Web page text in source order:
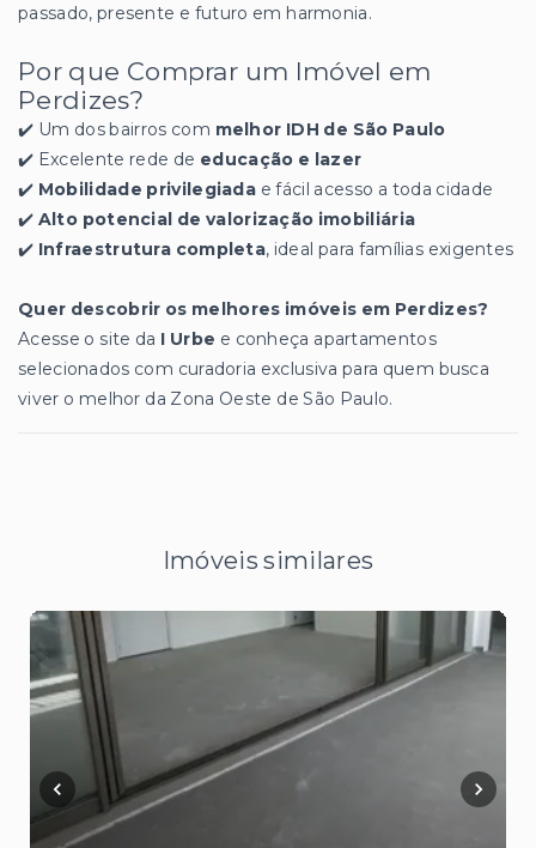
passado, presente e futuro em harmonia.
Por que Comprar um Imóvel em
Perdizes?
✔️ Um dos bairros com melhor IDH de São Paulo
✔️ Excelente rede de educação e lazer
✔️ Mobilidade privilegiada e fácil acesso a toda cidade
✔️ Alto potencial de valorização imobiliária
✔️ Infraestrutura completa, ideal para famílias exigentes
Quer descobrir os melhores imóveis em Perdizes?
Acesse o site da I Urbe e conheça apartamentos
selecionados com curadoria exclusiva para quem busca
viver o melhor da Zona Oeste de São Paulo.
Imóveis similares